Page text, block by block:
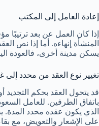
إعادة العامل إلى المكتب
إذا كان العمل عن بعد ترتيبًا
المنشأة إنهاءه. أما إذا نص
يسكن مدينة أخرى، فالعودة
تغيير نوع العقد من محدد إلى
قد يتحول العقد بحكم التجديد
باتفاق الطرفين. للعامل
الذي يكون عقده محدد المدة.
على الإشعار والتعويض، مع